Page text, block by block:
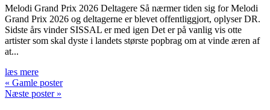
Melodi Grand Prix 2026 Deltagere Så nærmer tiden sig for Melodi
Grand Prix 2026 og deltagerne er blevet offentliggjort, oplyser DR.
Sidste års vinder SISSAL er med igen Det er på vanlig vis otte
artister som skal dyste i landets største popbrag om at vinde æren af
at...
læs mere
« Gamle poster
Næste poster »